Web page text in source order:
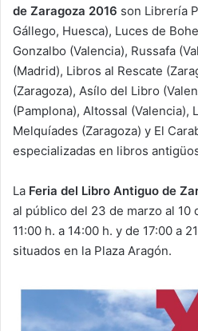
de Zaragoza 2016 son Librería
Gállego, Huesca), Luces de
Gonzalbo (Valencia), Russafa
(Madrid), Libros al Rescate
(Zaragoza), Asílo del Libro
(Pamplona), Altossal (Valencia),
Melquíades (Zaragoza) y El
especializadas en libros
La Feria del Libro Antiguo de
al público del 23 de marzo al 10
11:00 h. a 14:00 h. y de 17:00 a
situados en la Plaza Aragón.